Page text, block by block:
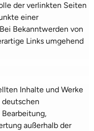
der verlinkten Seiten
einer
Bekanntwerden von
Links umgehend
Inhalte und Werke
außerhalb der